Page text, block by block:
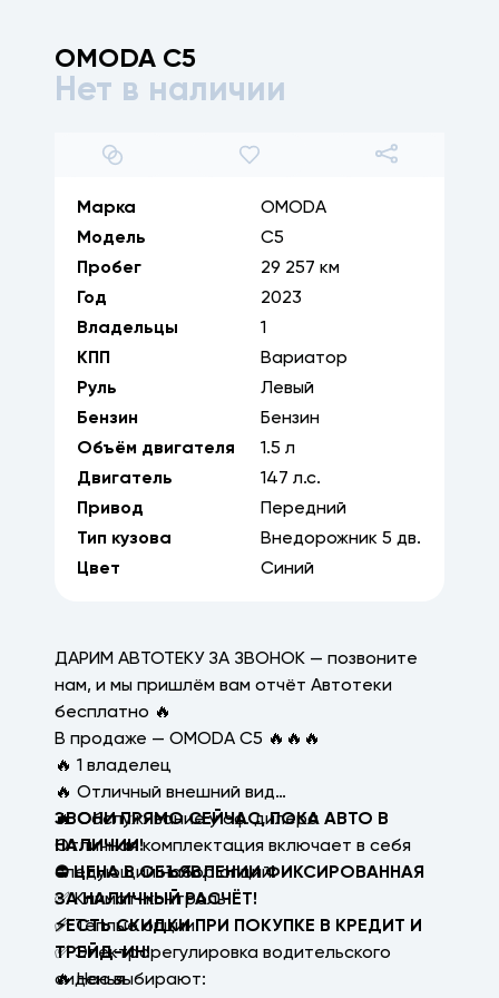
OMODA C5
Нет в наличии
1/ 40
Марка
OMODA
Модель
C5
Пробег
29 257 км
Год
2023
Владельцы
1
КПП
Вариатор
Руль
Левый
Бензин
Бензин
Объём двигателя
1.5 л
Двигатель
147 л.с.
Привод
Передний
Тип кузова
Внедорожник 5 дв.
Цвет
Синий
ДАРИМ АВТОТЕКУ ЗА ЗВОНОК — позвоните
нам, и мы пришлём вам отчёт Автотеки
бесплатно 🔥
В продаже — OMODA C5 🔥🔥🔥
🔥 1 владелец
🔥 Отличный внешний вид
🔥 Обслуживание у оф. дилера
Отличная комплектация включает в себя
следующий набор опций:
✅ Климат-контроль
✅ Тёплые опции
✅ Электрорегулировка водительского
сиденья
ЗВОНИ ПРЯМО СЕЙЧАС, ПОКА АВТО В
НАЛИЧИИ!
⛔ ЦЕНА В ОБЪЯВЛЕНИИ ФИКСИРОВАННАЯ
ЗА НАЛИЧНЫЙ РАСЧЁТ!
⚡ЕСТЬ СКИДКИ ПРИ ПОКУПКЕ В КРЕДИТ И
ТРЕЙД-ИН!
🔥 Нас выбирают: